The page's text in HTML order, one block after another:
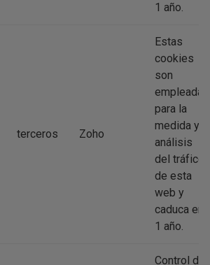
1 año.
terceros Zoho
Estas
cookies
son
empleadas
para la
medida y
análisis
del tráfico
de esta
web y
caduca en
1 año.
Control de